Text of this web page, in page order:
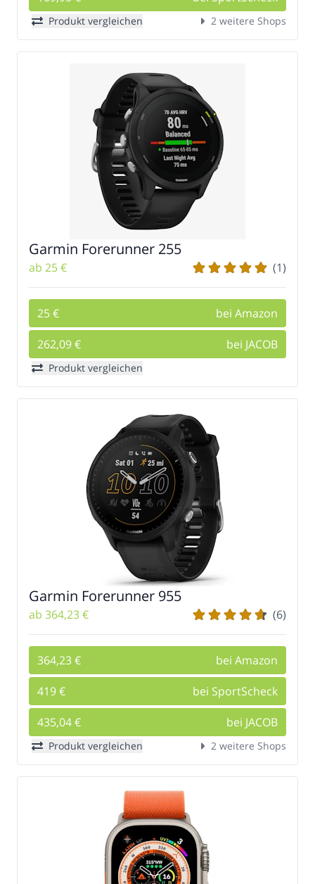
Produkt vergleichen 2 weitere Shops
Garmin Forerunner 255
ab 25 € (1)
25 €
bei Amazon
262,09 €
bei JACOB
Produkt vergleichen
Garmin Forerunner 955
ab 364,23 € (6)
364,23 €
bei Amazon
419 €
bei SportScheck
435,04 €
bei JACOB
Produkt vergleichen 2 weitere Shops